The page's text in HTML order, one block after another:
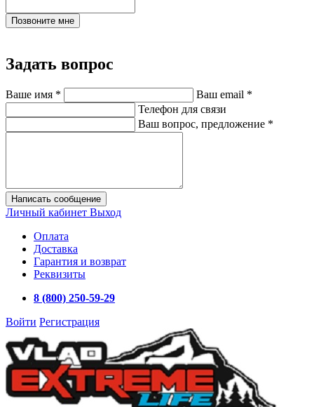
Позвоните мне
Задать вопрос
Ваше имя * Ваш email *
Телефон для связи
Ваш вопрос, предложение *
Написать сообщение
Личный кабинет Выход
Оплата
Доставка
Гарантия и возврат
Реквизиты
8 (800) 250-59-29
Войти Регистрация